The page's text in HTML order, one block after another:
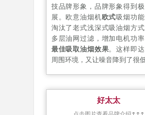
技品牌形象，品牌形象得到
展。欧意油烟机欧式吸烟功
淘汰了老式浅深式吸油烟方
多层油网过滤，增加电机功
最佳吸取油烟效果。这样即
周围环境，又让噪音降到了很低
好太太
点击图片查看品牌介绍